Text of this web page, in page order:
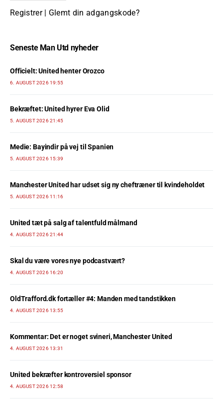
Registrer| Glemt din adgangskode?
Seneste Man Utd nyheder
Officielt: United henter Orozco
6. AUGUST 2026 19:55
Bekræftet: United hyrer Eva Olid
5. AUGUST 2026 21:45
Medie: Bayindir på vej til Spanien
5. AUGUST 2026 15:39
Manchester United har udset sig ny cheftræner til kvindeholdet
5. AUGUST 2026 11:16
United tæt på salg af talentfuld målmand
4. AUGUST 2026 21:44
Skal du være vores nye podcastvært?
4. AUGUST 2026 16:20
OldTrafford.dk fortæller #4: Manden med tandstikken
4. AUGUST 2026 13:55
Kommentar: Det er noget svineri, Manchester United
4. AUGUST 2026 13:31
United bekræfter kontroversiel sponsor
4. AUGUST 2026 12:58